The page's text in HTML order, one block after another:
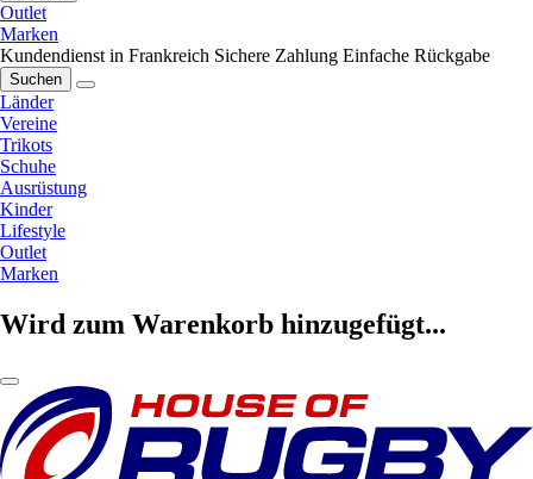
Outlet
Marken
Kundendienst in Frankreich Sichere Zahlung Einfache Rückgabe
Suchen
Länder
Vereine
Trikots
Schuhe
Ausrüstung
Kinder
Lifestyle
Outlet
Marken
Wird zum Warenkorb hinzugefügt...